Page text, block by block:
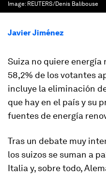
Image: REUTERS/Denis Balibouse
Javier Jiménez
Suiza no quiere energía
58,2% de los votantes
incluye la eliminación
que hay en el país y su
fuentes de energía
Tras un debate muy
los suizos se suman a
Italia y, sobre todo,